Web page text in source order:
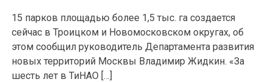
15 парков площадью более 1,5 тыс. га создается
сейчас в Троицком и Новомосковском округах, об
этом сообщил руководитель Департамента развития
новых территорий Москвы Владимир Жидкин. «За
шесть лет в ТиНАО […]